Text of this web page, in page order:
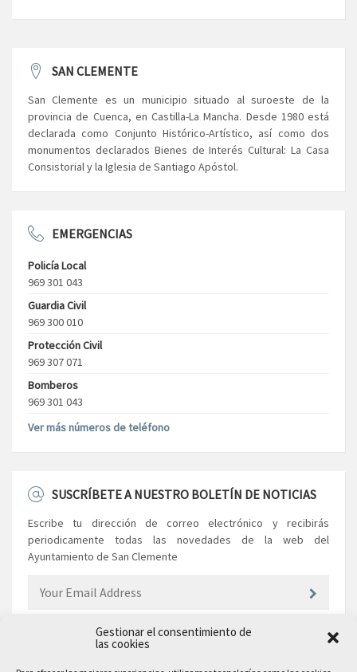
Gestionar el consentimiento de
las cookies
SAN CLEMENTE
San Clemente es un municipio situado al suroeste de la
provincia de Cuenca, en Castilla-La Mancha. Desde 1980 está
declarada como Conjunto Histórico-Artístico, así como dos
monumentos declarados Bienes de Interés Cultural: La Casa
Consistorial y la Iglesia de Santiago Apóstol.
EMERGENCIAS
Policía Local
969 301 043
Guardia Civil
969 300 010
Protección Civil
969 307 071
Bomberos
969 301 043
Ver más números de teléfono
SUSCRÍBETE A NUESTRO BOLETÍN DE NOTICIAS
Escribe tu dirección de correo electrónico y recibirás
periodicamente todas las novedades de la web del
Ayuntamiento de San Clemente
EL AYUNTAMIENTO